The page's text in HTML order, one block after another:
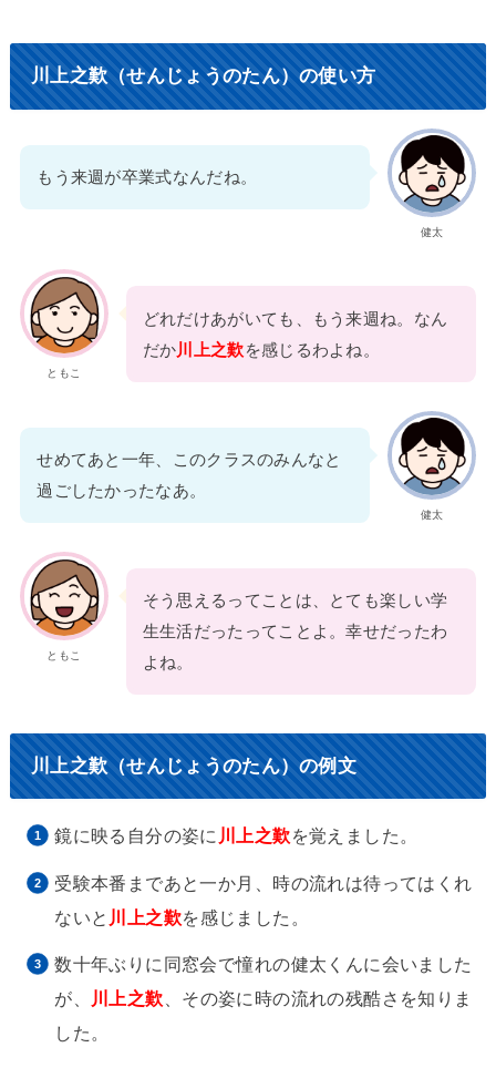
川上之歎（せんじょうのたん）の使い方
健太
もう来週が卒業式なんだね。
ともこ
どれだけあがいても、もう来週ね。なん
だか川上之歎を感じるわよね。
健太
せめてあと一年、このクラスのみんなと
過ごしたかったなあ。
ともこ
そう思えるってことは、とても楽しい学
生生活だったってことよ。幸せだったわ
よね。
川上之歎（せんじょうのたん）の例文
鏡に映る自分の姿に 川上之歎を覚えました。
受験本番まであと一か月、時の流れは待ってはくれ
ないと 川上之歎を感じました。
数十年ぶりに同窓会で憧れの健太くんに会いました
が、
川上之歎 、その姿に時の流れの残酷さを知りま
した。